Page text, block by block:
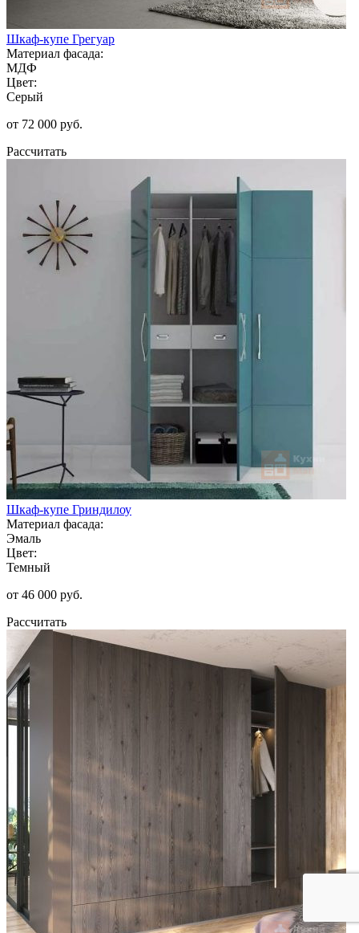
Шкаф-купе Грегуар
Материал фасада:
МДФ
Цвет:
Серый
от 72 000 руб.
Рассчитать
Шкаф-купе Гриндилоу
Материал фасада:
Эмаль
Цвет:
Темный
от 46 000 руб.
Рассчитать